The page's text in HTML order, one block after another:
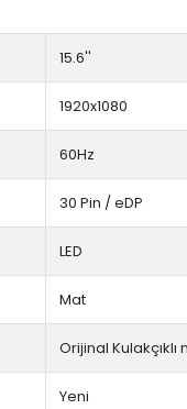
15.6''
1920x1080
60Hz
30 Pin / eDP
LED
Mat
Orijinal Kulakçıklı
Yeni